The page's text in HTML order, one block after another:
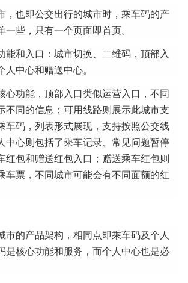
，也即公交出行的城市时，乘车码的产
些，只有一个页面即首页。
能和入口：城市切换、二维码，顶部入
中心和赠送中心。
心功能，顶部入口类似运营入口，不同
不同的信息；可用线路则展示此城市支
车码，列表形式展现，支持按照公交线
中心则包括了乘车记录、常见问题暂停
红包和赠送红包入口；赠送乘车红包则
车票，不同城市可能会有不同面额的红
市的产品架构，相同点即乘车码及个人
是核心功能和服务，而个人中心也是必